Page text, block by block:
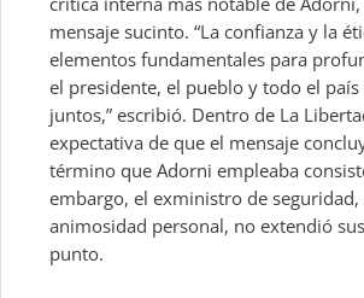
mensaje sucinto. “La confianza y la
elementos fundamentales para
el presidente, el pueblo y todo el
juntos,” escribió. Dentro de La
expectativa de que el mensaje
término que Adorni empleaba
embargo, el exministro de seguridad,
animosidad personal, no extendió
punto.